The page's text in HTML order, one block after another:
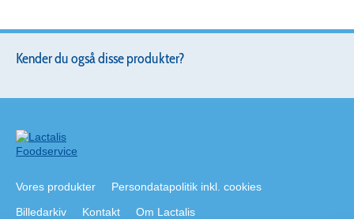
Kender du også disse produkter?
Vores produkter
Persondatapolitik inkl. cookies
Billedarkiv
Kontakt Om Lactalis